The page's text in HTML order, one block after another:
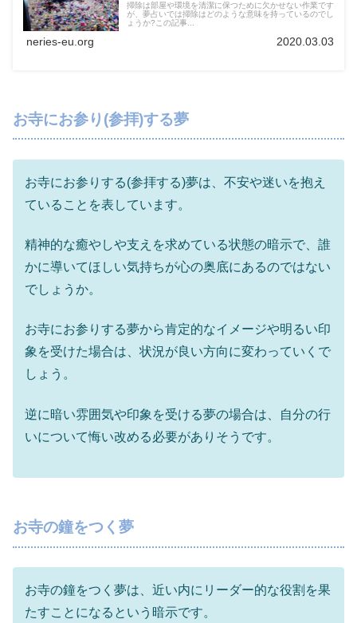
掃除は部屋や環境を清潔に保つために欠かせない作業です
が、夢占いでは掃除はどのような意味を持っているのでし
ょうか?この記事...
neries-eu.org 2020.03.03
お寺にお参り(参拝)する夢
お寺にお参りする(参拝する)夢は、不安や迷いを抱え
ていることを表しています。
精神的な癒やしや支えを求めている状態の暗示で、誰
かに導いてほしい気持ちが心の奥底にあるのではない
でしょうか。
お寺にお参りする夢から肯定的なイメージや明るい印
象を受けた場合は、状況が良い方向に変わっていくで
しょう。
逆に暗い雰囲気や印象を受ける夢の場合は、自分の行
いについて悔い改める必要がありそうです。
お寺の鐘をつく夢
お寺の鐘をつく夢は、近い内にリーダー的な役割を果
たすことになるという暗示です。